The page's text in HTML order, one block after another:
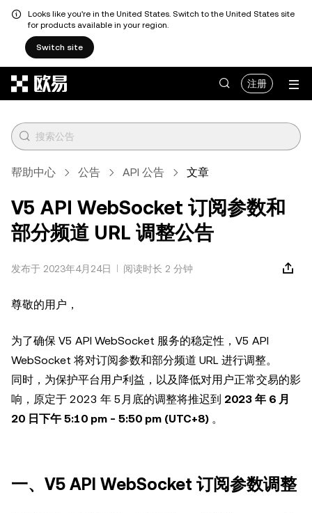
Looks like you're in the United States. Switch to the United States site
for products available in your region.
Switch site
注册
帮助中心 公告 API 公告 文章
V5 API WebSocket 订阅参数和
部分频道 URL 调整公告
发布于 2023年4月24日 阅读时长 2 分钟
尊敬的用户，
为了确保 V5 API WebSocket 服务的稳定性，V5 API
WebSocket 将对订阅参数和部分频道 URL 进行调整。
同时，为保护平台用户利益，以及降低对用户正常交易的影
响，原定于 2023 年 5月底的调整将推迟到 2023 年 6 月
20 日下午 5:10 pm - 5:50 pm (UTC+8) 。
一、V5 API WebSocket 订阅参数调整